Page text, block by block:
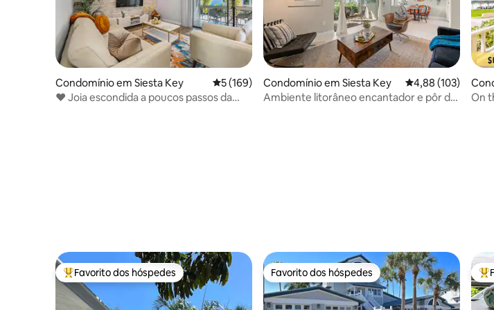
Condomínio em Siesta Key Classificação média de 5 em 5 estrelas, 169avaliações
5 (169)
❤️ Joia escondida a poucos passos da
Condomínio em Siesta Key Classificação
4,88 (103)
Ambiente litorâneo encantador e pôr do
On
Favoritos dos hóspedes mais apreciados
Favorito dos hóspedes Favorito dos hóspedes
Favorito dos hóspedes